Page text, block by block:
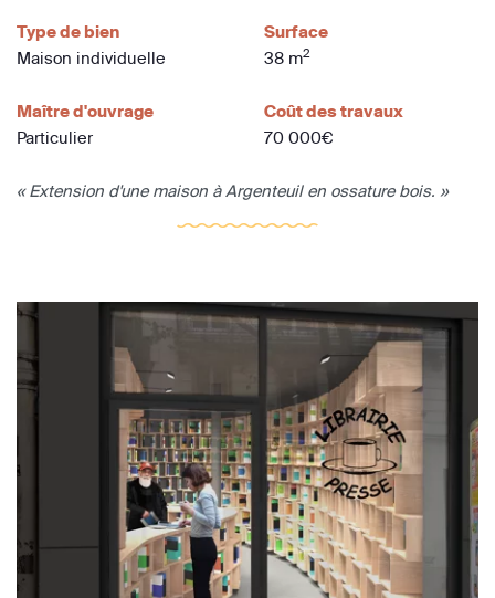
Type de bien
Maison individuelle
Surface
38 m2
Maître d'ouvrage
Particulier
Coût des travaux
70 000€
« Extension d'une maison à Argenteuil en ossature bois. »